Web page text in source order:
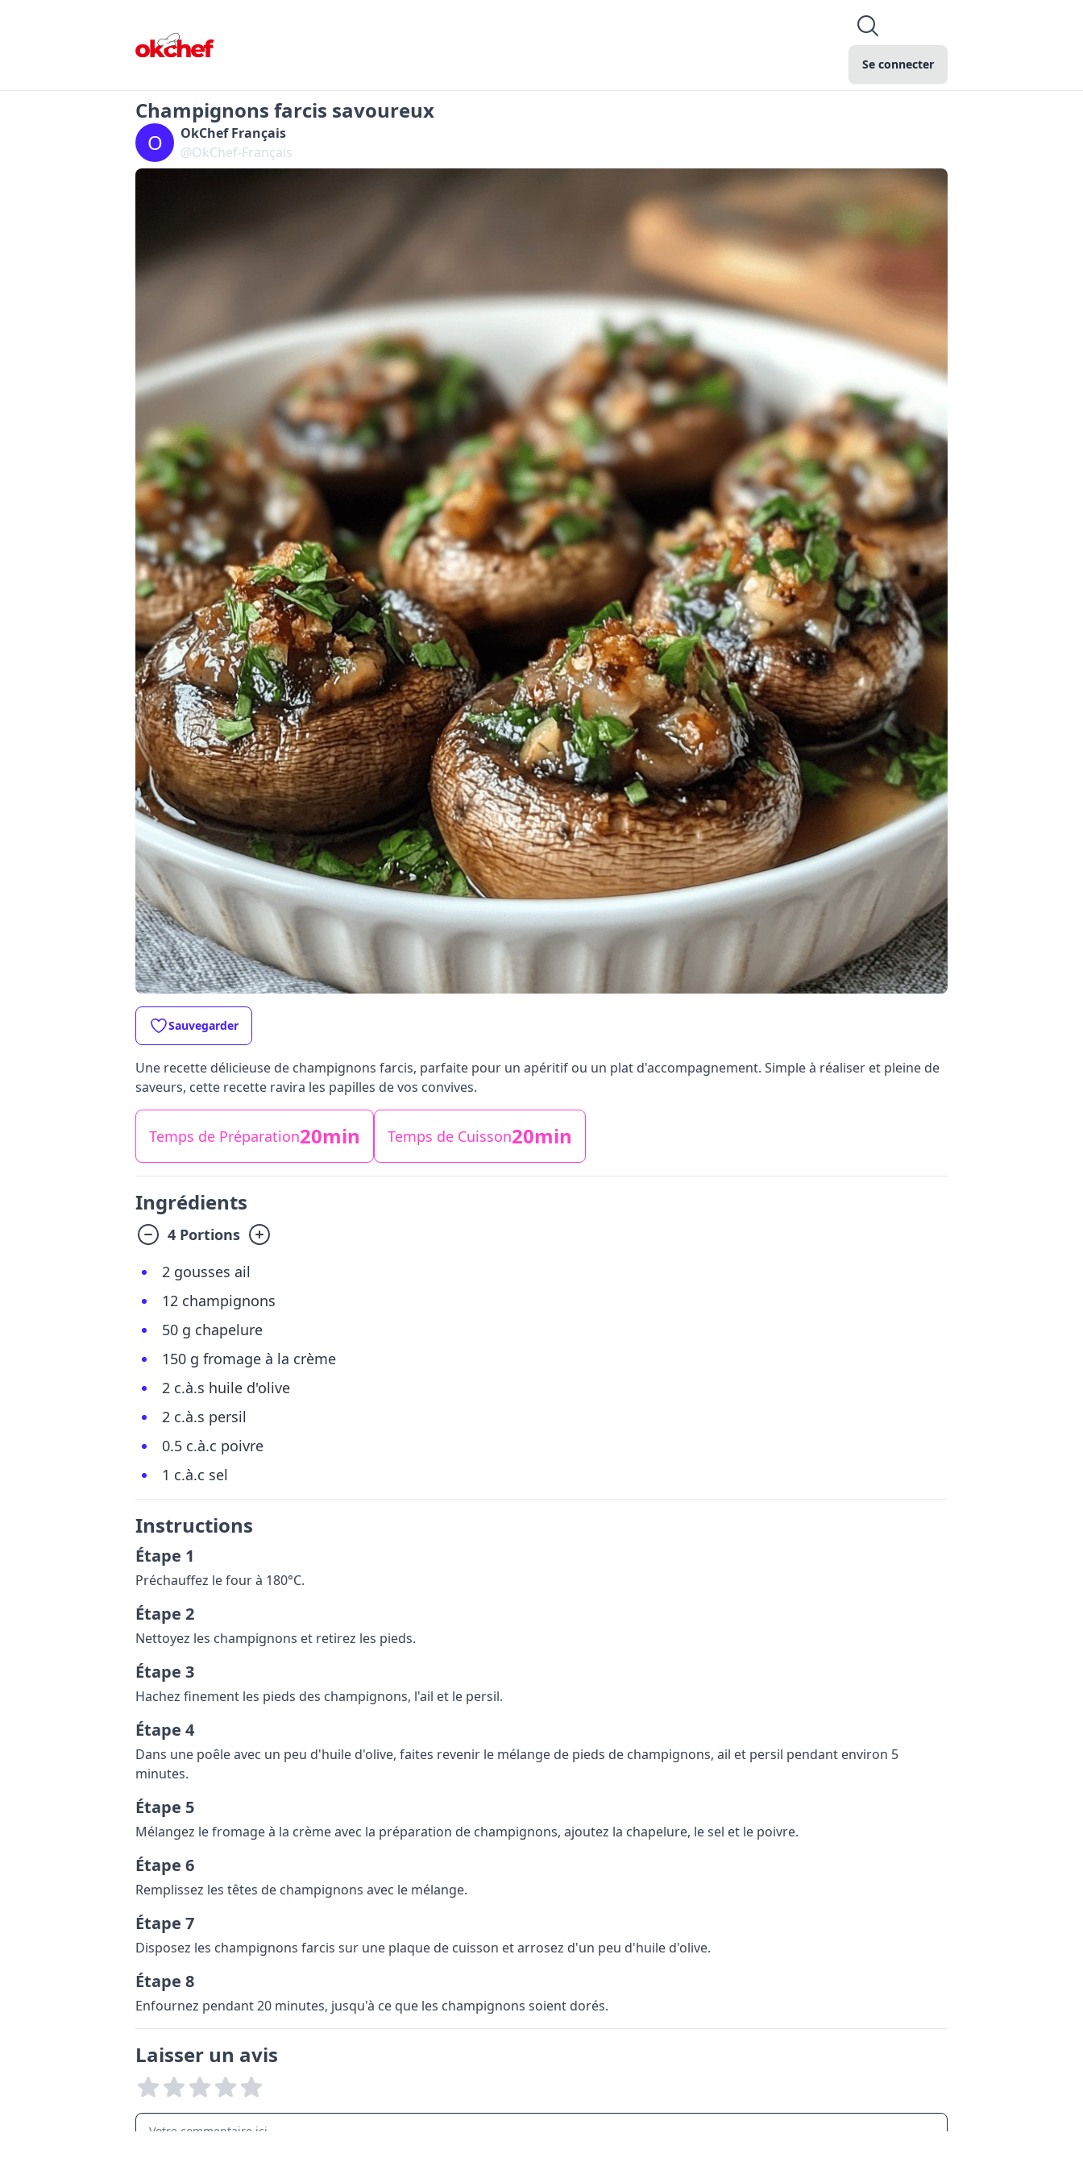
Se connecter
Champignons farcis savoureux
O
OkChef Français
@OkChef-Français
Sauvegarder
Une recette délicieuse de champignons farcis, parfaite pour un apéritif ou un plat d'accompagnement. Simple à réaliser et pleine de
saveurs, cette recette ravira les papilles de vos convives.
Temps de Préparation20min Temps de Cuisson20min
Ingrédients
4 Portions
2 gousses ail
12 champignons
50 g chapelure
150 g fromage à la crème
2 c.à.s huile d'olive
2 c.à.s persil
0.5 c.à.c poivre
1 c.à.c sel
Instructions
Étape 1
Préchauffez le four à 180°C.
Étape 2
Nettoyez les champignons et retirez les pieds.
Étape 3
Hachez finement les pieds des champignons, l'ail et le persil.
Étape 4
Dans une poêle avec un peu d'huile d'olive, faites revenir le mélange de pieds de champignons, ail et persil pendant environ 5
minutes.
Étape 5
Mélangez le fromage à la crème avec la préparation de champignons, ajoutez la chapelure, le sel et le poivre.
Étape 6
Remplissez les têtes de champignons avec le mélange.
Étape 7
Disposez les champignons farcis sur une plaque de cuisson et arrosez d'un peu d'huile d'olive.
Étape 8
Enfournez pendant 20 minutes, jusqu'à ce que les champignons soient dorés.
Laisser un avis